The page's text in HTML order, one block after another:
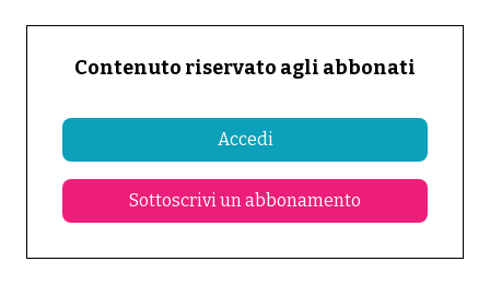
Contenuto riservato agli abbonati
Accedi
Sottoscrivi un abbonamento